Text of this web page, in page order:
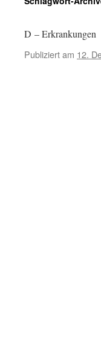
D –
Publiziert am 12.